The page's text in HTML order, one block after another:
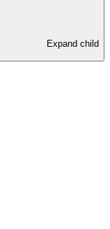
Expand child